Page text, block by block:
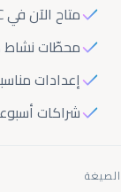
متاح الآن في
محطّات نشاط
إعدادات
شراكات
الصيغة